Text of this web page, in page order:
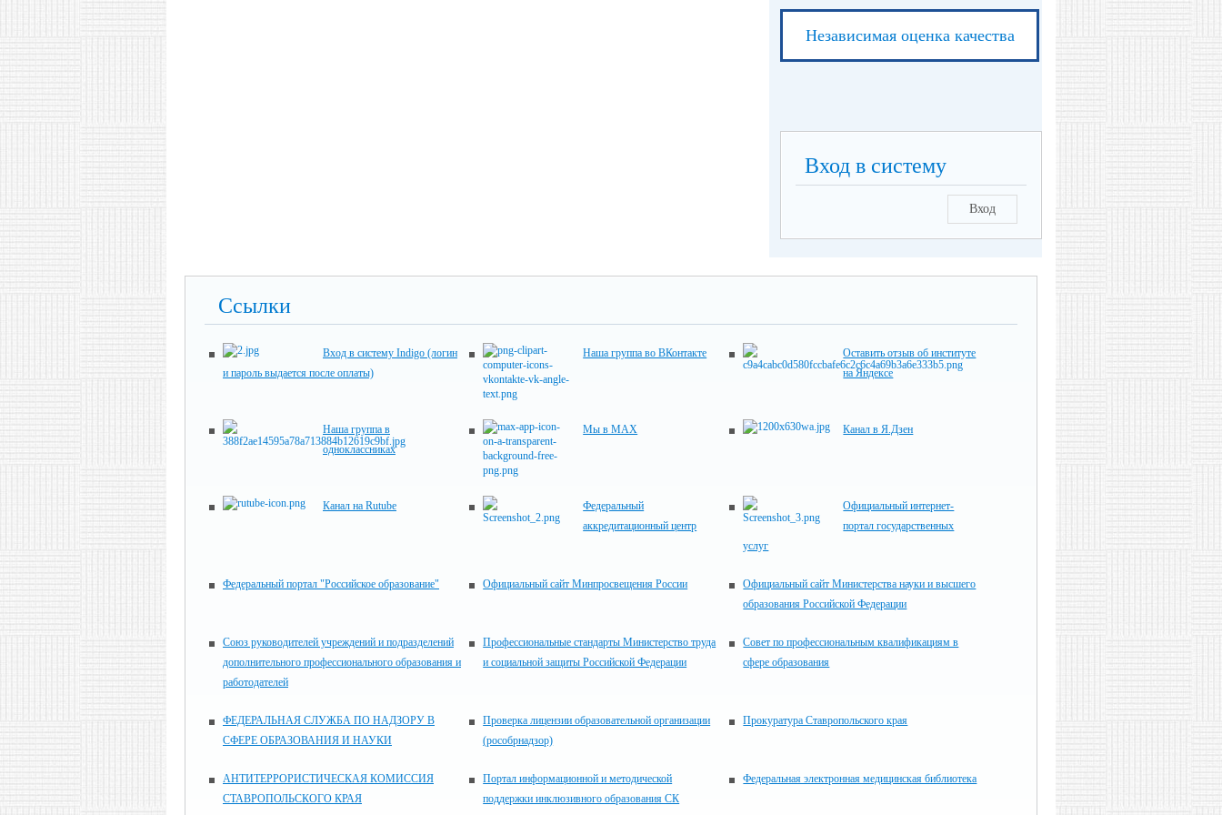
Независимая оценка качества
Вход в систему
Вход
Ссылки
Вход в систему Indigo (логин
и пароль выдается после оплаты)
Наша группа во ВКонтакте
Оставить отзыв об институте
на Яндексе
Наша группа в
одноклассниках
Мы в MAX Канал в Я.Дзен
Канал на Rutube
Федеральный
аккредитационный центр
Официальный интернет-
портал государственных
услуг
Федеральный портал "Российское образование" Официальный сайт Минпросвещения России
Официальный сайт Министерства науки и высшего
образования Российской Федерации
Союз руководителей учреждений и подразделений
дополнительного профессионального образования и
работодателей
Профессиональные стандарты Министерство труда
и социальной защиты Российской Федерации
Совет по профессиональным квалификациям в
сфере образования
ФЕДЕРАЛЬНАЯ СЛУЖБА ПО НАДЗОРУ В
СФЕРЕ ОБРАЗОВАНИЯ И НАУКИ
Проверка лицензии образовательной организации
(рособрнадзор)
Прокуратура Ставропольского края
АНТИТЕРРОРИСТИЧЕСКАЯ КОМИССИЯ
СТАВРОПОЛЬСКОГО КРАЯ
Портал информационной и методической
поддержки инклюзивного образования СК
Федеральная электронная медицинская библиотека